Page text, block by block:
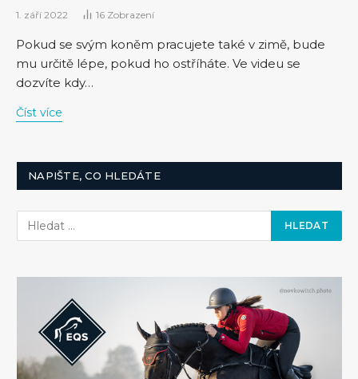
1. září 2022 16 Zobrazení
Pokud se svým koněm pracujete také v zimě, bude
mu určitě lépe, pokud ho ostříháte. Ve videu se
dozvíte kdy…
Číst více
NAPIŠTE, CO HLEDÁTE